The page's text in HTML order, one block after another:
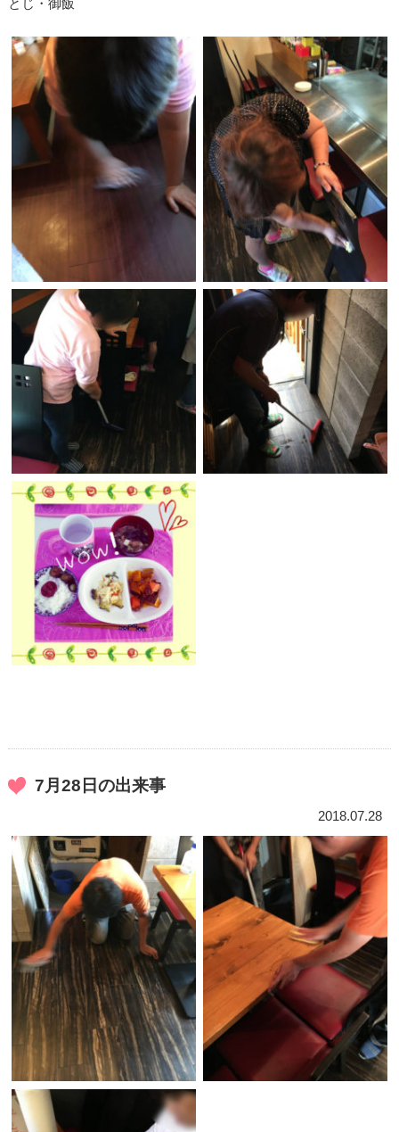
7月28日の出来事
2018.07.28